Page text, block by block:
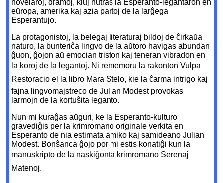
novelaroj, dramoj, kiuj nutras la Esperanto-legantaron en
eŭropa, amerika kaj azia partoj de la larĝega
Esperantujo.
La protagonistoj, la belegaj literaturaj bildoj de ĉirkaŭa
naturo, la bunteriĉa lingvo de la aŭtoro havigas abundan
ĝuon, ĝojon aŭ emocian triston kaj teneran vibradon en
la koroj de la legantoj. Ni rememoru la rakonton Vulpa
Restoracio el la libro Mara Stelo, kie la ĉarma intrigo kaj
fajna lingvomajstreco de Julian Modest provokas
larmojn de la kortuŝita leganto.
Nun mi kuraĝas aŭguri, ke la Esperanto-kulturo
gravediĝis per la krimromano originale verkita en
Esperanto de nia estimata amiko kaj samideano Julian
Modest. Bonŝanca ĝojo por mi estis konatiĝi kun la
manuskripto de la naskiĝonta krimromano Serenaj
Matenoj.